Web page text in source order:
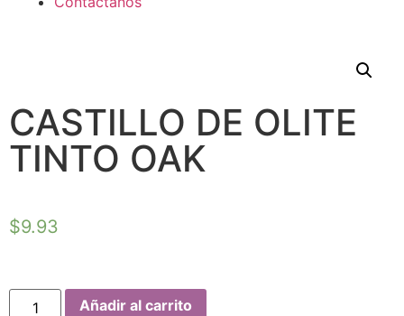
CASTILLO DE OLITE
TINTO OAK
$9.93
Añadir al carrito